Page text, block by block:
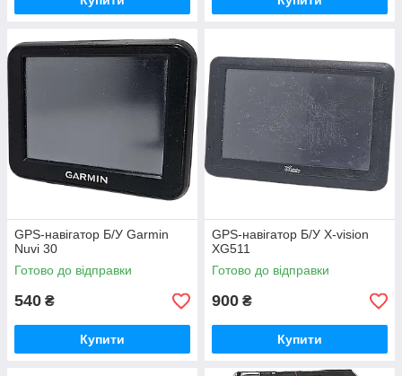
GPS-навігатор Б/У Garmin
Nuvi 30
Готово до відправки
540 ₴
Купити
GPS-навігатор Б/У X-vision
XG511
Готово до відправки
900 ₴
Купити